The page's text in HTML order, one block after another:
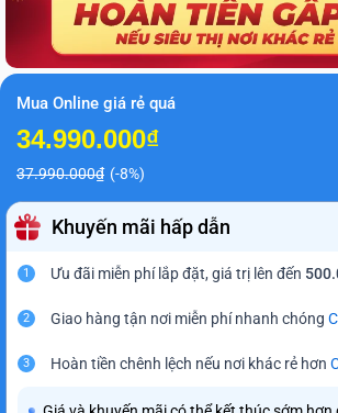
Mua Online giá rẻ quá
34.990.000₫
37.990.000₫ (-8%)
Khuyến mãi hấp dẫn
1 Ưu đãi miễn phí lắp đặt, giá trị lên đến
2 Giao hàng tận nơi miễn phí nhanh chóng
3 Hoàn tiền chênh lệch nếu nơi khác rẻ hơn